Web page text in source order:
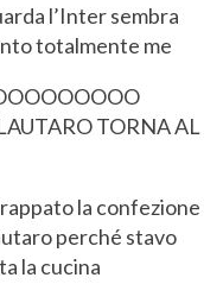
l’Inter sembra
totalmente me
TORNA AL
la confezione
perché stavo
la cucina